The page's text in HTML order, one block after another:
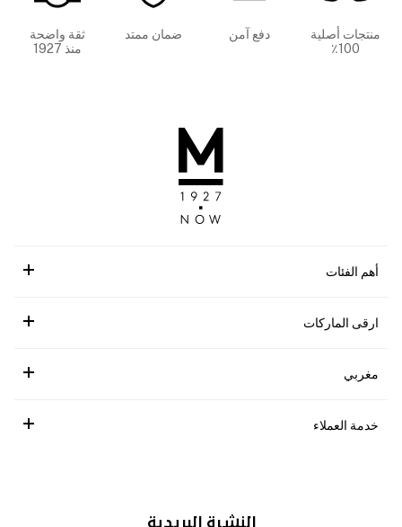
منتجات أصلية
100٪
دفع آمن ضمان ممتد
ثقة واضحة
منذ 1927
أهم الفئات
ارقى الماركات
مغربي
خدمة العملاء
النشرة البريدية